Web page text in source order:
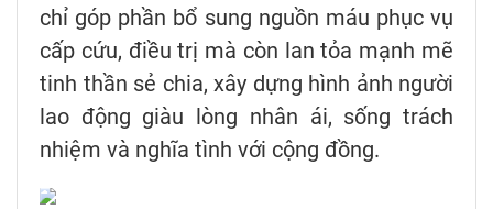
chỉ góp phần bổ sung nguồn máu phục vụ
cấp cứu, điều trị mà còn lan tỏa mạnh mẽ
tinh thần sẻ chia, xây dựng hình ảnh người
lao động giàu lòng nhân ái, sống trách
nhiệm và nghĩa tình với cộng đồng.